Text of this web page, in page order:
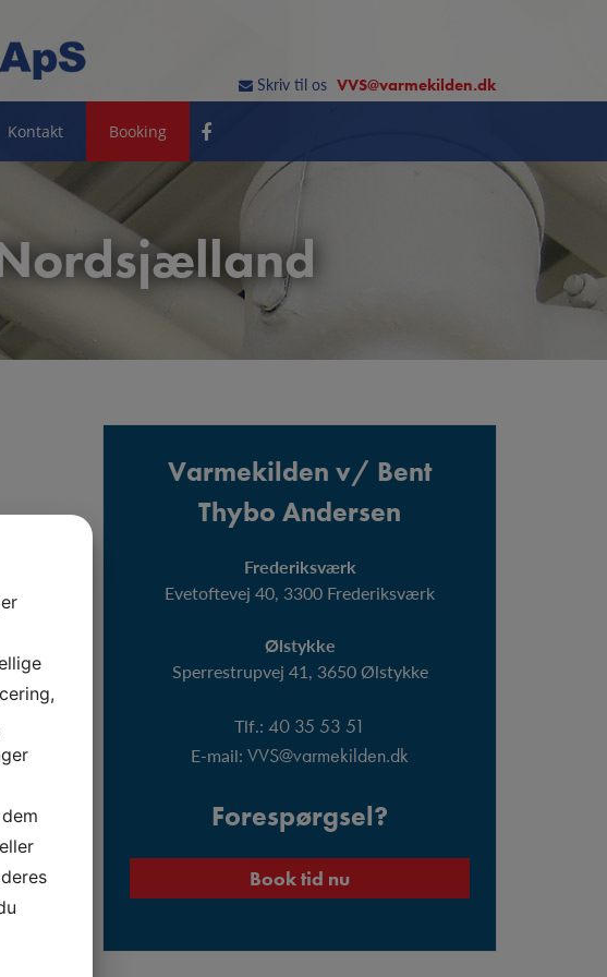
Skriv til os VVS@varmekilden.dk
Kontakt Booking
en
Varmekilden v/ Bent
Thybo Andersen
Frederiksværk
Evetoftevej 40​, 3300 Frederiksværk​
Ølstykke
Sperrestrupvej 41​, 3650 Ølstykke​
Tlf.: 40 35 53 51
E-mail: VVS@varmekilden.dk
Forespørgsel?
Book tid nu